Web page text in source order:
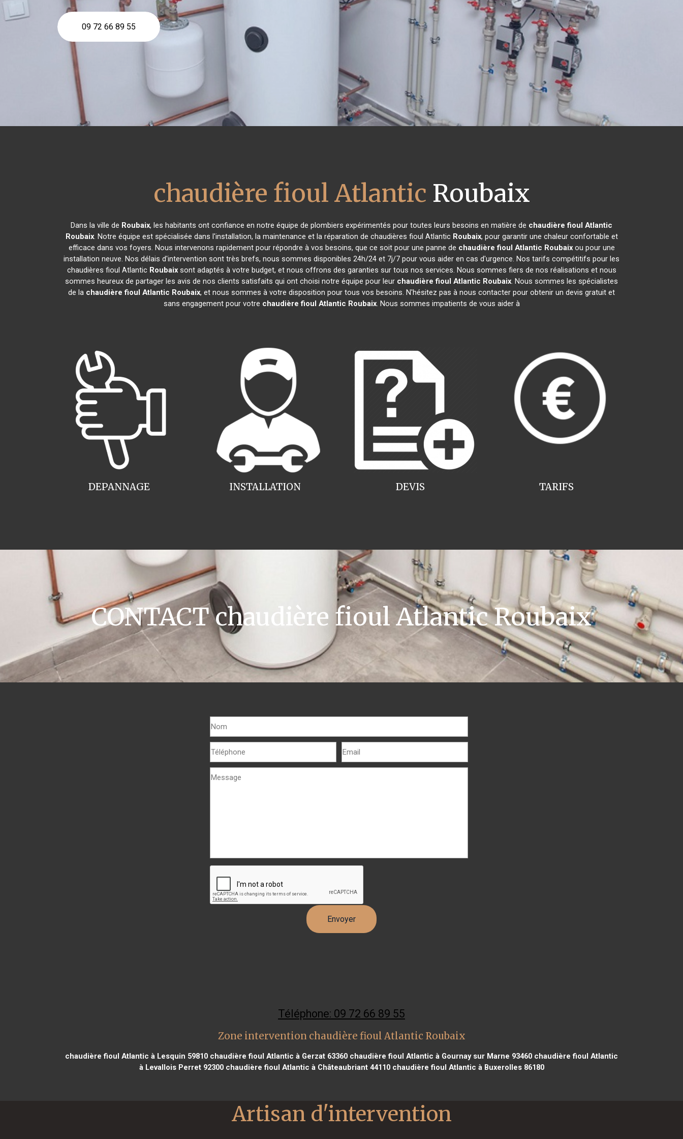
09 72 66 89 55
chaudière fioul Atlantic Roubaix
Dans la ville de Roubaix, les habitants ont confiance en notre équipe de plombiers expérimentés pour toutes leurs besoins en matière de chaudière fioul Atlantic
Roubaix. Notre équipe est spécialisée dans l'installation, la maintenance et la réparation de chaudières fioul Atlantic Roubaix, pour garantir une chaleur confortable et
efficace dans vos foyers. Nous intervenons rapidement pour répondre à vos besoins, que ce soit pour une panne de chaudière fioul Atlantic Roubaixou pour une
installation neuve. Nos délais d'intervention sont très brefs, nous sommes disponibles 24h/24 et 7j/7 pour vous aider en cas d'urgence. Nos tarifs compétitifs pour les
chaudières fioul Atlantic Roubaixsont adaptés à votre budget, et nous offrons des garanties sur tous nos services. Nous sommes fiers de nos réalisations et nous
sommes heureux de partager les avis de nos clients satisfaits qui ont choisi notre équipe pour leur chaudière fioul Atlantic Roubaix. Nous sommes les spécialistes
de la chaudière fioul Atlantic Roubaix, et nous sommes à votre disposition pour tous vos besoins. N'hésitez pas à nous contacter pour obtenir un devis gratuit et
sans engagement pour votre chaudière fioul Atlantic Roubaix. Nous sommes impatients de vous aider à
INSTALLATION
DEPANNAGE TARIFS
DEVIS
CONTACT chaudière fioul Atlantic Roubaix
Téléphone: 09 72 66 89 55
Zone intervention chaudière fioul Atlantic Roubaix
chaudière fioul Atlantic à Lesquin 59810 chaudière fioul Atlantic à Gerzat 63360 chaudière fioul Atlantic à Gournay sur Marne 93460 chaudière fioul Atlantic
à Levallois Perret 92300chaudière fioul Atlantic à Châteaubriant 44110chaudière fioul Atlantic à Buxerolles 86180
Artisan d'intervention